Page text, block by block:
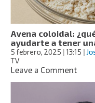
por
tu
piel
Avena coloidal:
ayudarte a tener
5 febrero, 2025 | 13:15 |
TV
Leave a Commenton